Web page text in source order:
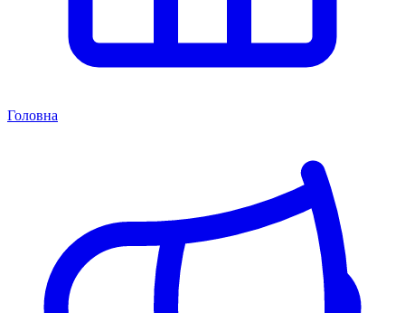
Головна